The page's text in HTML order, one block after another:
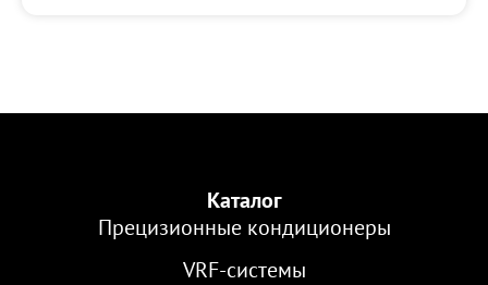
Каталог
Прецизионные кондиционеры
VRF-cистемы